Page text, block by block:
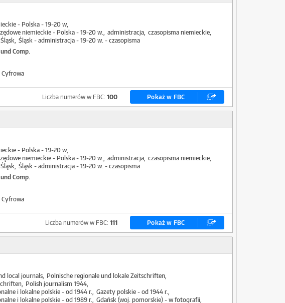
- Polska - 19-20 w
niemieckie - Polska - 19-20 w.
administracja czasopisma niemieckie
Śląsk Śląsk - administracja - 19-20 w. - czasopisma
Comp.
Cyfrowa
Liczba numerów w FBC: 100 Pokaż w FBC
- Polska - 19-20 w
niemieckie - Polska - 19-20 w.
administracja czasopisma niemieckie
Śląsk Śląsk - administracja - 19-20 w. - czasopisma
Comp.
Cyfrowa
Liczba numerów w FBC: 111 Pokaż w FBC
local journals Polnische regionale und lokale Zeitschriften
Polish journalism 1944
i lokalne polskie - od 1944 r.
Gazety polskie - od 1944 r.
i lokalne polskie - od 1989 r.
Gdańsk (woj. pomorskie) - w fotografii